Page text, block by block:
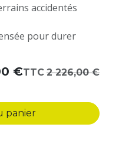
accidentés
pour durer
panier
€TTC 2 226,00€